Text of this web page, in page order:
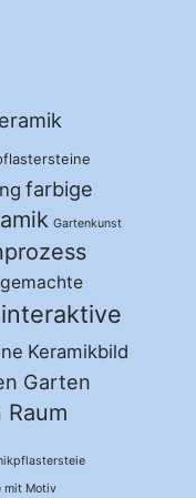
farbige
Gartenkunst
interaktive
Keramikbild
Garten
mit Motiv